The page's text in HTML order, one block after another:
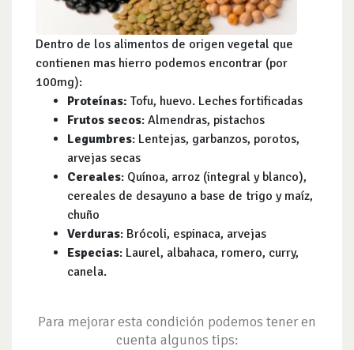
Dentro de los alimentos de origen vegetal que
contienen mas hierro podemos encontrar (por
100mg):
Proteínas: Tofu, huevo. Leches fortificadas
Frutos secos: Almendras, pistachos
Legumbres: Lentejas, garbanzos, porotos,
arvejas secas
Cereales: Quínoa, arroz (integral y blanco),
cereales de desayuno a base de trigo y maíz,
chuño
Verduras: Brócoli, espinaca, arvejas
Especias: Laurel, albahaca, romero, curry,
canela.
Para mejorar esta condición podemos tener en
cuenta algunos tips: